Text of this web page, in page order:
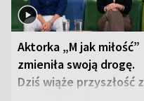
Aktorka „M jak miłość”
zmieniła swoją drogę.
Dziś wiąże przyszłość z